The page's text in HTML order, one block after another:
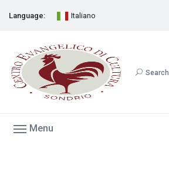
Language: Italiano
Search
Menu